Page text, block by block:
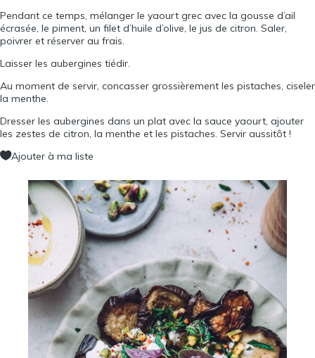
Pendant ce temps, mélanger le yaourt grec avec la gousse d’ail
écrasée, le piment, un filet d’huile d’olive, le jus de citron. Saler,
poivrer et réserver au frais.
Laisser les aubergines tiédir.
Au moment de servir, concasser grossièrement les pistaches, ciseler
la menthe.
Dresser les aubergines dans un plat avec la sauce yaourt, ajouter
les zestes de citron, la menthe et les pistaches. Servir aussitôt !
Ajouter à ma liste